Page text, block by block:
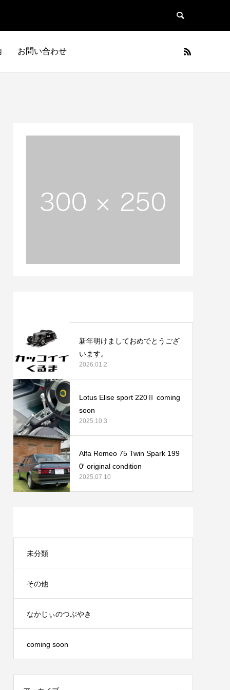
お問い合わせ
日本車 フランス車
新年明けましておめでとうござ
います。
2026.01.2
Lotus Elise sport 220Ⅱ coming
soon
2025.10.3
Alfa Romeo 75 Twin Spark 199
0′ original condition
2025.07.10
未分類
その他
なかじぃのつぶやき
coming soon